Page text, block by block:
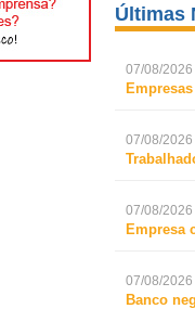
Últimas
07/08/
07/08/
07/08/
Empresa
07/08/
Banco